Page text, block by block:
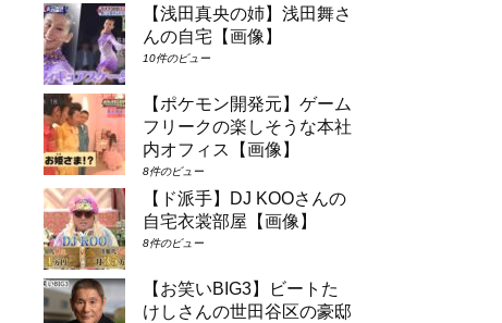
【浅田真央の姉】浅田舞さ
んの自宅【画像】
10件のビュー
【ポケモン開発元】ゲーム
フリークの楽しそうな本社
内オフィス【画像】
8件のビュー
【ド派手】DJ KOOさんの
自宅衣裳部屋【画像】
8件のビュー
【お笑いBIG3】ビートた
けしさんの世田谷区の豪邸